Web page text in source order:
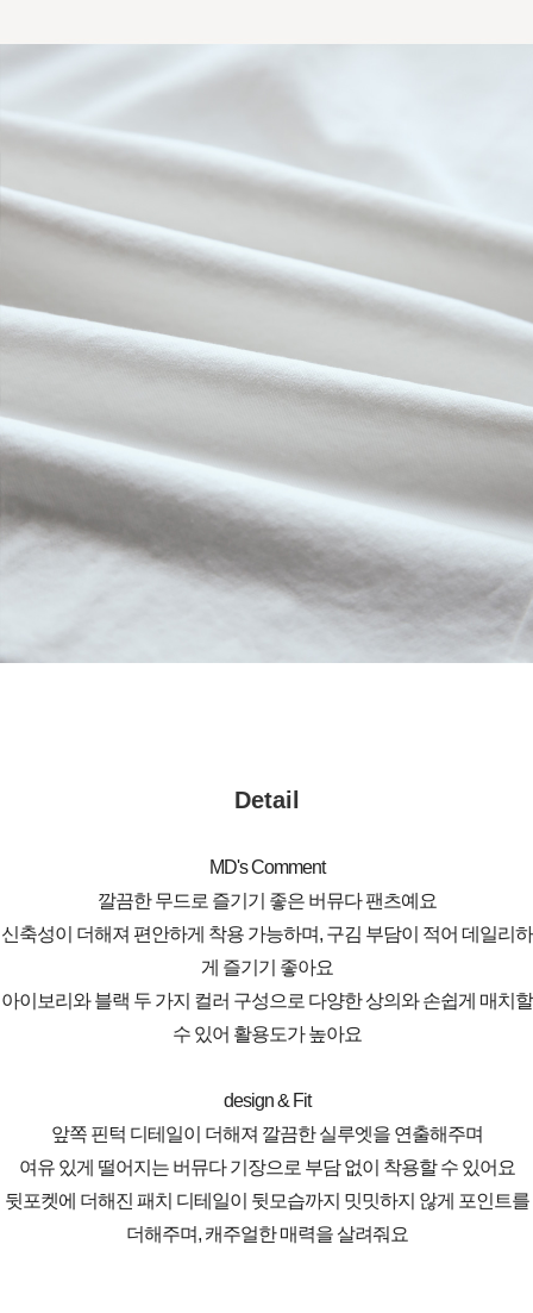
Detail
MD's Comment
깔끔한 무드로 즐기기 좋은 버뮤다 팬츠예요
신축성이 더해져 편안하게 착용 가능하며, 구김 부담이 적어 데일리하
게 즐기기 좋아요
아이보리와 블랙 두 가지 컬러 구성으로 다양한 상의와 손쉽게 매치할
수 있어 활용도가 높아요
design & Fit
앞쪽 핀턱 디테일이 더해져 깔끔한 실루엣을 연출해주며
여유 있게 떨어지는 버뮤다 기장으로 부담 없이 착용할 수 있어요
뒷포켓에 더해진 패치 디테일이 뒷모습까지 밋밋하지 않게 포인트를
더해주며, 캐주얼한 매력을 살려줘요